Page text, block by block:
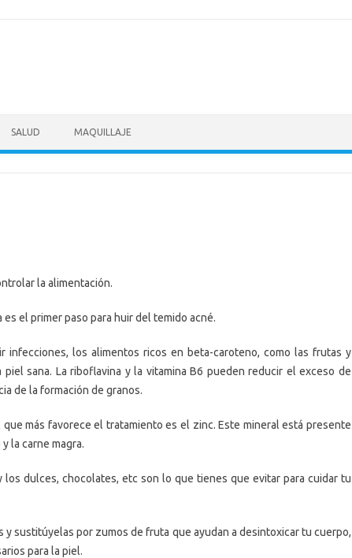
SALUD MAQUILLAJE
la alimentación.
el primer paso para huir del temido acné.
infecciones, los alimentos ricos en beta-caroteno, como las frutas y
sana. La riboflavina y la vitamina B6 pueden reducir el exceso de
de la formación de granos.
más favorece el tratamiento es el zinc. Este mineral está presente
la carne magra.
dulces, chocolates, etc son lo que tienes que evitar para cuidar tu
y sustitúyelas por zumos de fruta que ayudan a desintoxicar tu cuerpo,
para la piel.